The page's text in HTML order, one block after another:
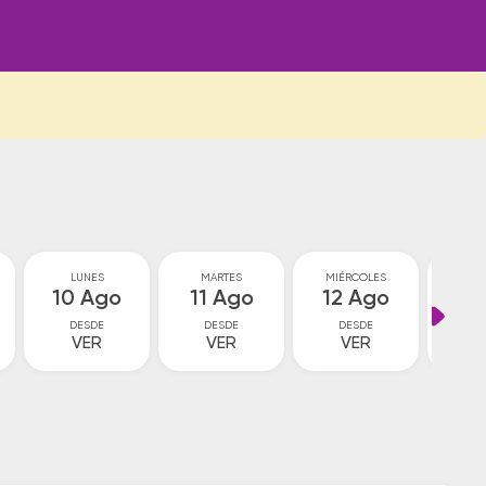
LUNES
10 Ago
DESDE
VER
MARTES
11 Ago
DESDE
VER
MIÉRCOLES
12 Ago
DESDE
VER